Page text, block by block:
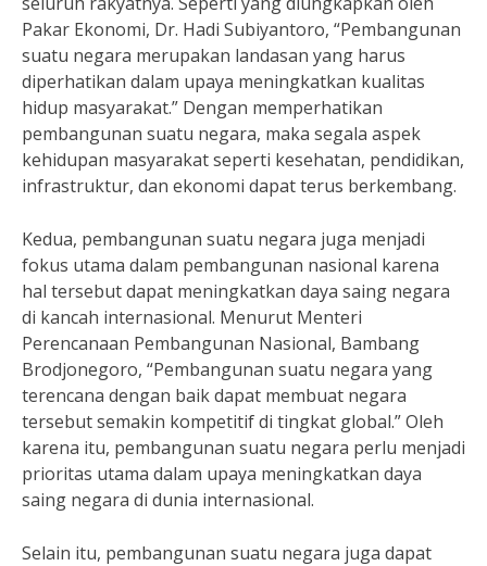
Pakar Ekonomi, Dr. Hadi Subiyantoro, “Pembangunan
suatu negara merupakan landasan yang harus
diperhatikan dalam upaya meningkatkan kualitas
hidup masyarakat.” Dengan memperhatikan
pembangunan suatu negara, maka segala aspek
kehidupan masyarakat seperti kesehatan, pendidikan,
infrastruktur, dan ekonomi dapat terus berkembang.
Kedua, pembangunan suatu negara juga menjadi
fokus utama dalam pembangunan nasional karena
hal tersebut dapat meningkatkan daya saing negara
di kancah internasional. Menurut Menteri
Perencanaan Pembangunan Nasional, Bambang
Brodjonegoro, “Pembangunan suatu negara yang
terencana dengan baik dapat membuat negara
tersebut semakin kompetitif di tingkat global.” Oleh
karena itu, pembangunan suatu negara perlu menjadi
prioritas utama dalam upaya meningkatkan daya
saing negara di dunia internasional.
Selain itu, pembangunan suatu negara juga dapat